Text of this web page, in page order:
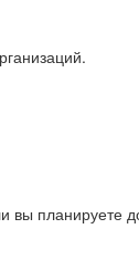
планируете